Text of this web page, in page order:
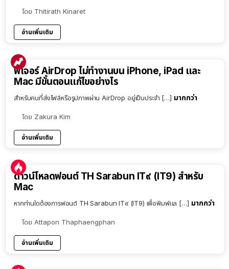
โดย Thitirath Kinaret
อ่านเพิ่มเติม
ฟีเจอร์ AirDrop ไม่ทำงานบน iPhone, iPad และ
Mac มีขั้นตอนแก้ไขอย่างไร
สำหรับคนที่ส่งไฟล์หรือรูปภาพผ่าน AirDrop อยู่เป็นประจำ […] มากกว่า
โดย Zakura Kim
อ่านเพิ่มเติม
ดาวน์โหลดฟอนต์ TH Sarabun IT๙ (IT9) สำหรับ
Mac
หากท่านใดต้องการฟอนต์ TH Sarabun IT๙ (IT9) เพื่อพิมพ์แล […] มากกว่า
โดย Attapon Thaphaengphan
อ่านเพิ่มเติม